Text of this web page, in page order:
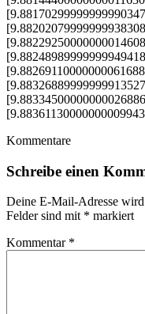
Kommentare
Schreibe einen
Deine E-Mail-Adresse
Felder sind mit * markiert
Kommentar *